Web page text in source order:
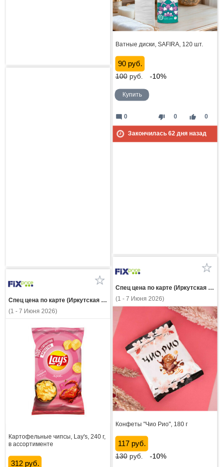
Ватные диски, SAFIRA, 120 шт.
90 руб.
100руб. -10%
Купить
thumb_down 0 thumb_up 0
mode_comment 0
Закончилась 62дня назад
Спец цена по карте (Иркутская область)
(1 - 7 Июня 2026)
Конфеты "Чио Рио", 180 г
117 руб.
130руб. -10%
Спец цена по карте (Иркутская область)
(1 - 7 Июня 2026)
Картофельные чипсы, Lay's, 240 г,
в ассортименте
312 руб.